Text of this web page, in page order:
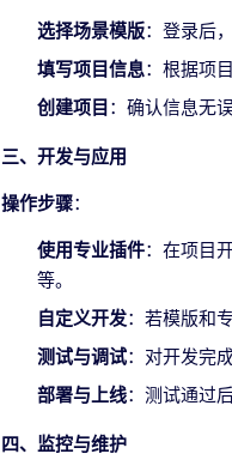
选择场景模版：登录后
填写项目信息：根据项
创建项目 ：确认信息无
三、开发与应用
操作步骤：
使用专业插件：在项目
等。
自定义开发：若模版和
测试与调试：对开发完
部署与上线：测试通过
四、监控与维护